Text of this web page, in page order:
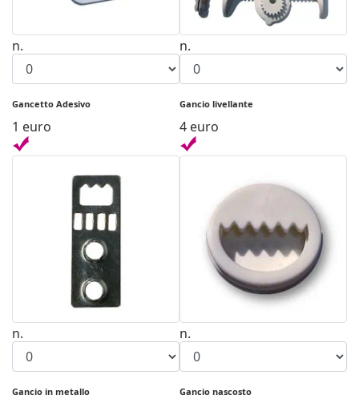
n.
Gancetto Adesivo
1 euro
n.
Gancio livellante
4 euro
n.
Gancio in metallo
n.
Gancio nascosto